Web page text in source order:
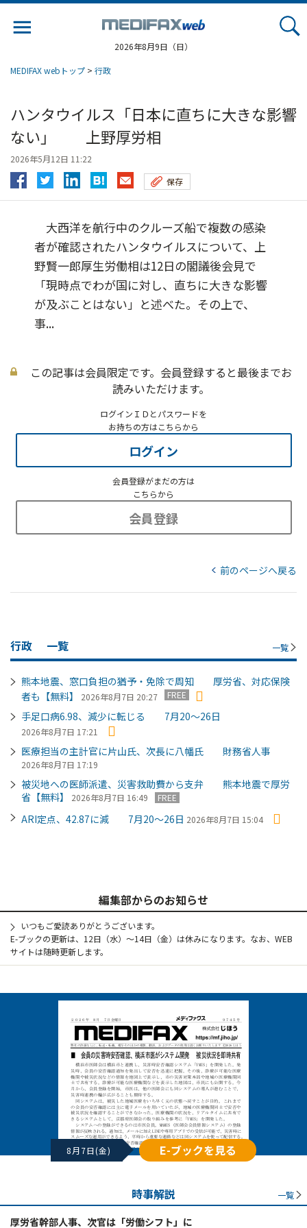
2026年8月9日（日）
MEDIFAX webトップ > 行政
ハンタウイルス「日本に直ちに大きな影響
ない」 上野厚労相
2026年5月12日 11:22
保存
大西洋を航行中のクルーズ船で複数の感染
者が確認されたハンタウイルスについて、上
野賢一郎厚生労働相は12日の閣議後会見で
「現時点でわが国に対し、直ちに大きな影響
が及ぶことはない」と述べた。その上で、
事...
この記事は会員限定です。会員登録すると最後までお
読みいただけます。
ログインＩＤとパスワードを
お持ちの方はこちらから
ログイン
会員登録がまだの方は
こちらから
会員登録
前のページへ戻る
行政 一覧 一覧
熊本地震、窓口負担の猶予・免除で周知 厚労省、対応保険
者も【無料】
2026年8月7日 20:27 FREE
手足口病6.98、減少に転じる 7月20～26日
2026年8月7日 17:21
医療担当の主計官に片山氏、次長に八幡氏 財務省人事
2026年8月7日 17:19
被災地への医師派遣、災害救助費から支弁 熊本地震で厚労
省【無料】
2026年8月7日 16:49 FREE
ARI定点、42.87に減 7月20～26日 2026年8月7日 15:04
編集部からのお知らせ
いつもご愛読ありがとうございます。
E-ブックの更新は、12日（水）～14日（金）は休みになります。なお、WEB
サイトは随時更新します。
8月7日(金) E-ブックを見る
時事解説 一覧
厚労省幹部人事、次官は「労働シフト」に